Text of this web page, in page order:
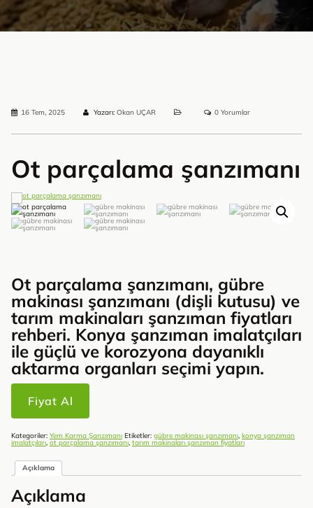
16 Tem, 2025 Yazarı: Okan UÇAR 0 Yorumlar
Ot parçalama şanzımanı
Ot parçalama şanzımanı, gübre
makinası şanzımanı (dişli kutusu) ve
tarım makinaları şanzıman fiyatları
rehberi. Konya şanzıman imalatçıları
ile güçlü ve korozyona dayanıklı
aktarma organları seçimi yapın.
Fiyat Al
Kategoriler: Yem Karma Şanzımanı Etiketler: gübre makinası şanzımanı konya şanzıman
imalatçıları ot parçalama şanzımanı tarım makinaları şanzıman fiyatları
Açıklama
Açıklama